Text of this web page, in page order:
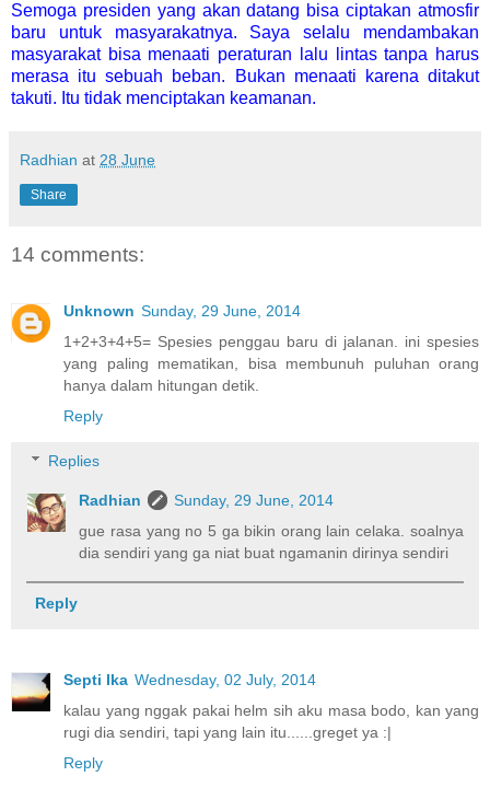
Semoga presiden yang akan datang bisa ciptakan atmosfir
baru untuk masyarakatnya. Saya selalu mendambakan
masyarakat bisa menaati peraturan lalu lintas tanpa harus
merasa itu sebuah beban. Bukan menaati karena ditakut
takuti. Itu tidak menciptakan keamanan.
Radhian at 28 June
Share
14 comments:
Unknown Sunday, 29 June, 2014
1+2+3+4+5= Spesies penggau baru di jalanan. ini spesies
yang paling mematikan, bisa membunuh puluhan orang
hanya dalam hitungan detik.
Reply
Replies
Radhian
Sunday, 29 June, 2014
gue rasa yang no 5 ga bikin orang lain celaka. soalnya
dia sendiri yang ga niat buat ngamanin dirinya sendiri
Reply
Septi Ika Wednesday, 02 July, 2014
kalau yang nggak pakai helm sih aku masa bodo, kan yang
rugi dia sendiri, tapi yang lain itu......greget ya :|
Reply